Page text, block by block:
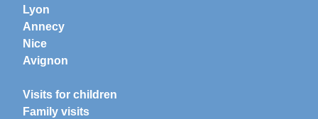
Lyon
Annecy
Nice
Avignon
Visits for children
Family visits